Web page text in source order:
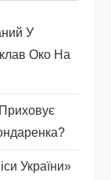
У
Око На
України»